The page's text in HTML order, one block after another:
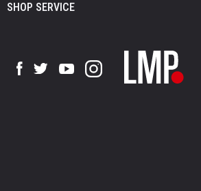
SHOP SERVICE